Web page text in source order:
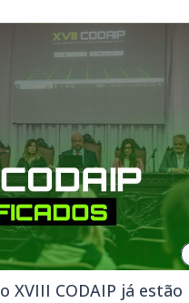
XVIII CODAIP já estão